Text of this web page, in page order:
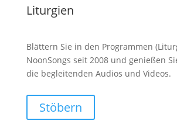
Liturgien
Blättern Sie in den Programmen
NoonSongs seit 2008 und genießen
die begleitenden Audios und Videos.
Stöbern